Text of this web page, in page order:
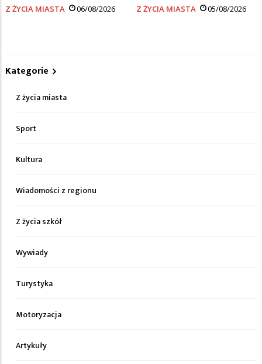
Z ŻYCIA MIASTA 06/08/2026 Z ŻYCIA MIASTA 05/08/2026
Kategorie
Z życia miasta
Sport
Kultura
Wiadomości z regionu
Z życia szkół
Wywiady
Turystyka
Motoryzacja
Artykuły